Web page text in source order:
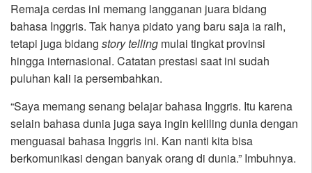
Remaja cerdas ini memang langganan juara bidang
bahasa Inggris. Tak hanya pidato yang baru saja ia raih,
tetapi juga bidang story telling mulai tingkat provinsi
hingga internasional. Catatan prestasi saat ini sudah
puluhan kali ia persembahkan.
“Saya memang senang belajar bahasa Inggris. Itu karena
selain bahasa dunia juga saya ingin keliling dunia dengan
menguasai bahasa Inggris ini. Kan nanti kita bisa
berkomunikasi dengan banyak orang di dunia.” Imbuhnya.